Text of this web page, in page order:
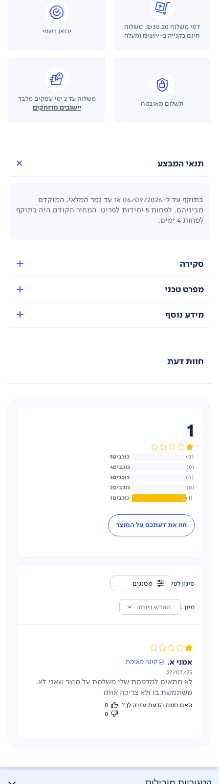
דמי משלוח ₪30.20, משלוח
חינם בקנייה ב-₪299 ומעלה
יבואן רשמי
תשלום מאובטח
משלוח עד 2 ימי עסקים מלבד
יישובים מרוחקים
תנאי המבצע
בתוקף עד ל-06/09/2026 או עד גמר המלאי. המוקדם
מביניהם. לפחות 5 יחידות לפריט. המחיר הקודם היה בתוקף
לפחות 4 ימים.
סקירה
מפרט טכני
מידע נוסף
חוות דעת
1
5 0
4 0
3 0
2 0
1 1
חוו את דעתכם על המוצר
מסננים
מיון החדש ביותר
אמני א. קונה מאומת
לא מתאים למדפסת שלי משלמת על מוצר שאני לא.
משתמשת בו ולא צריכה אותו
תאריך
פרסום
27/07/25
האם חוות הדעת עזרה לך?
0
0